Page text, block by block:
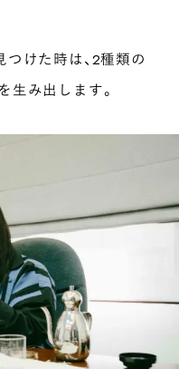
けた時は、2種類の
生み出します。